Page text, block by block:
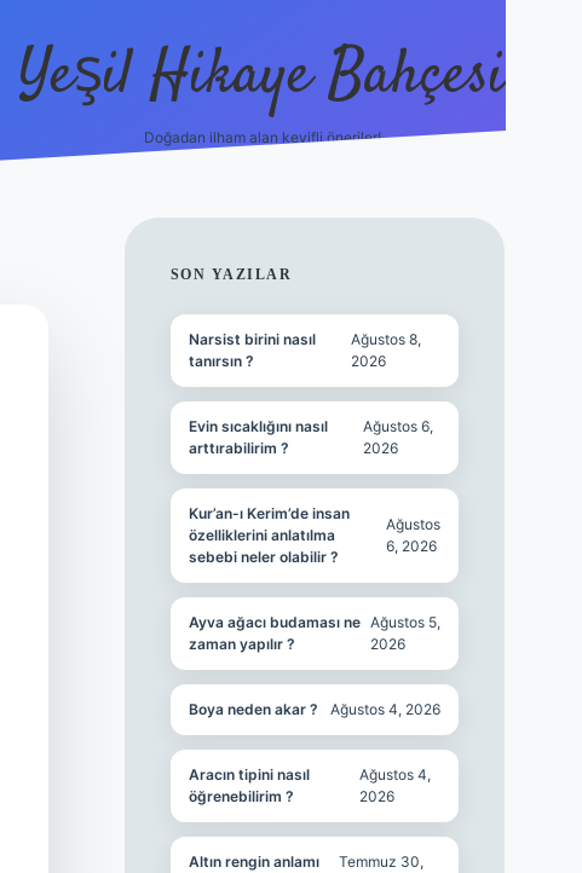
Yeşil Hikaye Bahçesi
Doğadan ilham alan keyifli öneriler!
SIDEBAR
SON YAZILAR
Narsist birini nasıl
tanırsın ?
Ağustos 8,
2026
Evin sıcaklığını nasıl
arttırabilirim ?
Ağustos 6,
2026
Kur’an-ı Kerim’de insan
özelliklerini anlatılma
sebebi neler olabilir ?
Ağustos
6, 2026
Ayva ağacı budaması ne
zaman yapılır ?
Ağustos 5,
2026
Boya neden akar ? Ağustos 4, 2026
Aracın tipini nasıl
öğrenebilirim ?
Ağustos 4,
2026
Altın rengin anlamı
Temmuz 30,
https://betci.co/